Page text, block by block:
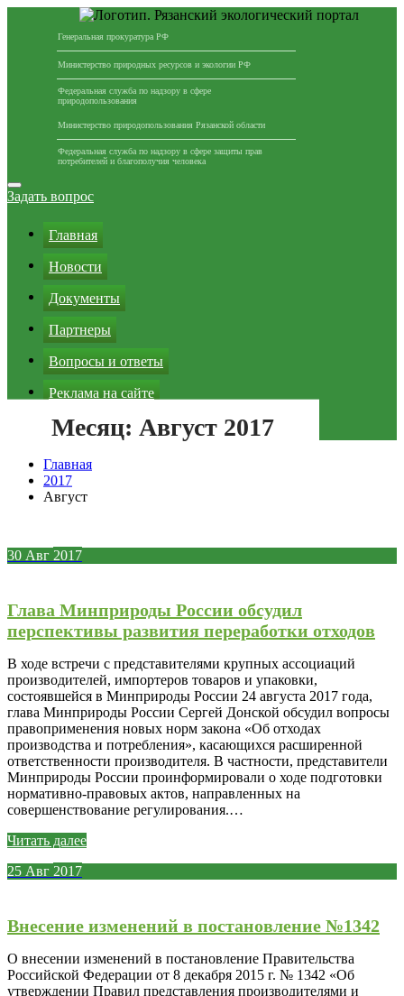
Генеральная прокуратура РФ
Министерство природных ресурсов и экологии РФ
Федеральная служба по надзору в сфере
природопользования
Министерство природопользования Рязанской области
Федеральная служба по надзору в сфере защиты прав
потребителей и благополучия человека
Перейти
к
Задать вопрос
Главная
Новости
Документы
Партнеры
Вопросы и ответы
Реклама на сайте
Зеленая кнопка
Месяц: Август 2017
Главная
2017
Август
30 Авг 2017
Глава Минприроды России обсудил
перспективы развития переработки отходов
В ходе встречи с представителями крупных ассоциаций
производителей, импортеров товаров и упаковки,
состоявшейся в Минприроды России 24 августа 2017 года,
глава Минприроды России Сергей Донской обсудил вопросы
правоприменения новых норм закона «Об отходах
производства и потребления», касающихся расширенной
ответственности производителя. В частности, представители
Минприроды России проинформировали о ходе подготовки
нормативно-правовых актов, направленных на
совершенствование регулирования.…
Читать далее
25 Авг 2017
Внесение изменений в постановление №1342
О внесении изменений в постановление Правительства
Российской Федерации от 8 декабря 2015 г. № 1342 «Об
утверждении Правил представления производителями и